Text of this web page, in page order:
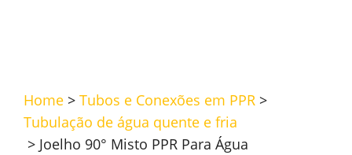
Home > Tubos e Conexões em PPR >
Tubulação de água quente e fria
> Joelho 90° Misto PPR Para Água